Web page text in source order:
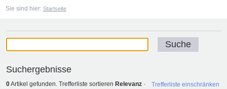
Sie sind hier: Startseite
Suchergebnisse
0Artikel gefunden. Trefferliste einschränken
Trefferliste sortieren Relevanz ·